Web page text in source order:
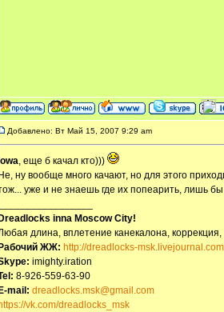
Добавлено: Вт Май 15, 2007 9:29 am
Iowa, еще б качал кто)))
Не, ну вообще много качают, но для этого
уже и не знаешь где их попеарить, лишь
Dreadlocks inna Moscow Сity!
длина, вплетение канекалона,
Рабочий ЖЖ: http://dreadlocks-
imighty.iration
8-926-559-63-90
E-mail: dreadlocks.msk@gmail.com
https://vk.com/dreadlocks_msk